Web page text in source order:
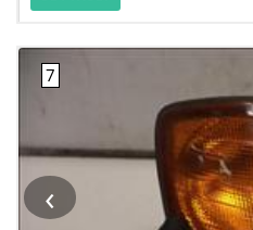
‹